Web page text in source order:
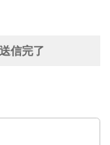
信完了